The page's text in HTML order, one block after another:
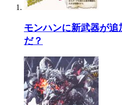
モンハンに新武器が
だ？